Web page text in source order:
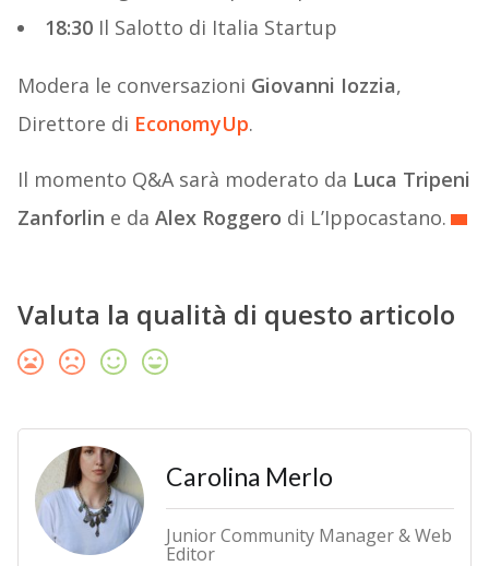
18:30Il Salotto di Italia Startup
Modera le conversazioni Giovanni Iozzia,
Direttore di EconomyUp.
Il momento Q&A sarà moderato da Luca Tripeni
Zanforlin e da Alex Roggero di L’Ippocastano.
Valuta la qualità di questo articolo
Carolina Merlo
Junior Community Manager & Web
Editor